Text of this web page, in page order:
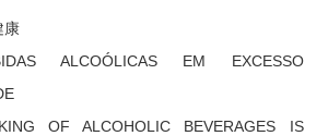
康
ALCOÓLICAS EM EXCESSO
OF ALCOHOLIC BEVERAGES IS